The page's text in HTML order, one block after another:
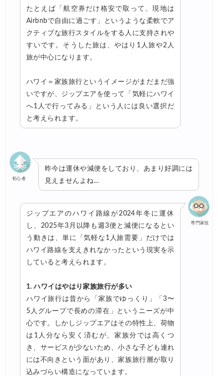
たとえば「航空券だけ格安で取って、現地は
Airbnbで自由に過ごす」というような柔軟でア
クティブな旅行スタイルをする人に支持されや
すいです。そうした旅は、やはり1人旅や2人
旅が中心になります。
ハワイ＝家族旅行というイメージがまだまだ強
いですが、ジップエアを使って「気軽にハワイ
へ1人で行ってみる」という人には良い選択だ
と考えられます。
初心者
昨今は運休や減便をしており、あまり好調には
見えませんよね...
専門家役
ジップエアのハワイ路線が2024年冬に運休
し、2025年3月以降も週3便と減便になるとい
う動きは、単に「気軽な1人旅需要」だけでは
ハワイ路線を支えきれなかったという現実を示
していると考えられます。
1. ハワイはやはり家族旅行が多い
ハワイ旅行は昔から「家族でゆっくり」「3〜
5人グループで長めの滞在」というニーズが中
心です。しかしジップエアはその特性上、荷物
は1人分なら安く済むが、家族分では高くつ
き、サービスが少ないため、小さな子ども連れ
には不向きという面があり、家族旅行層が取り
込みづらい構造になっています。